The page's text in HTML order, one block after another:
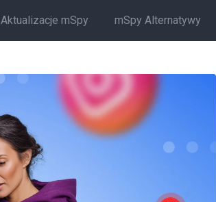
Aktualizacje mSpy mSpy Alternatywy